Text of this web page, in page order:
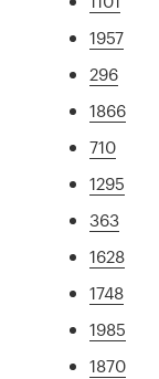
1957
296
1866
710
1295
363
1628
1748
1985
1870